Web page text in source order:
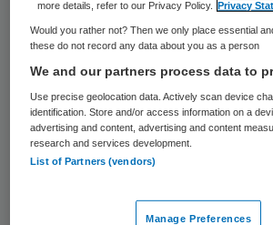
De coronacrisis heeft de zorg
gezet. Maar het systeem van
veel langer onder druk, denkt
therapeut Mia Wessels.
zorgprofessionals om
more details, refer to our Privacy Policy. Privacy
Would you rather not? Then we only place essential
these do not record any data about you as a person
We and our partners process data to
Use precise geolocation data. Actively scan device
identification. Store and/or access information on a
advertising and content, advertising and content
research and services development.
List of Partners (vendors)
Manage Preferences